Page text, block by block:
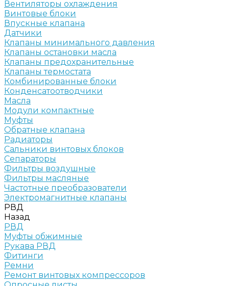
Вентиляторы охлаждения
Винтовые блоки
Впускные клапана
Датчики
Клапаны минимального давления
Клапаны остановки масла
Клапаны предохранительные
Клапаны термостата
Комбинированные блоки
Конденсатоотводчики
Масла
Модули компактные
Муфты
Обратные клапана
Радиаторы
Сальники винтовых блоков
Сепараторы
Фильтры воздушные
Фильтры масляные
Частотные преобразователи
Электромагнитные клапаны
РВД
Назад
РВД
Муфты обжимные
Рукава РВД
Фитинги
Ремни
Ремонт винтовых компрессоров